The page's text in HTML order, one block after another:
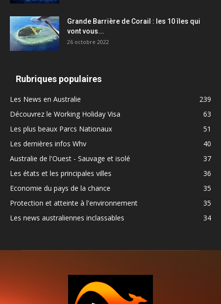
Grande Barrière de Corail : les 10 îles qui
vont vous...
26 octobre 2022
Rubriques populaires
Les News en Australie
239
Découvrez le Working Holiday Visa
63
Les plus beaux Parcs Nationaux
51
Les dernières infos Whv
40
Australie de l'Ouest - Sauvage et isolé
37
Les états et les principales villes
36
Economie du pays de la chance
35
Protection et atteinte à l'environnement
35
Les news australiennes inclassables
34